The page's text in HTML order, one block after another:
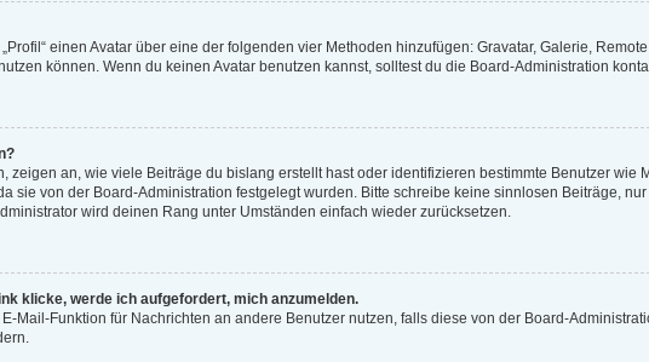
einen Avatar über eine der folgenden vier Methoden hinzufügen: Gravatar, Galerie,
können. Wenn du keinen Avatar benutzen kannst, solltest du die Board-Administration
zeigen an, wie viele Beiträge du bislang erstellt hast oder identifizieren bestimmte Benutzer wie
sie von der Board-Administration festgelegt wurden. Bitte schreibe keine sinnlosen Beiträge,
wird deinen Rang unter Umständen einfach wieder zurücksetzen.
klicke, werde ich aufgefordert, mich anzumelden.
Mail-Funktion für Nachrichten an andere Benutzer nutzen, falls diese von der Board-